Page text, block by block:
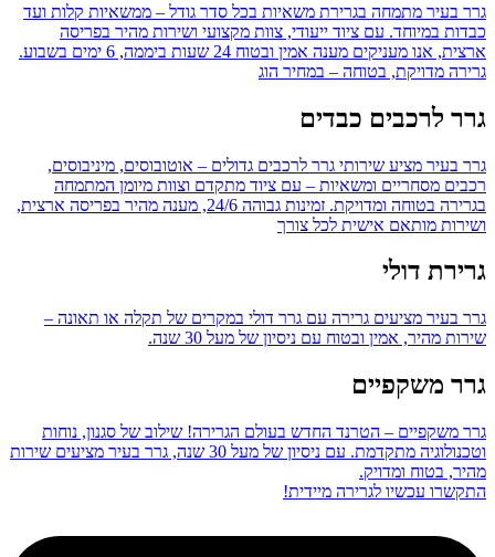
גרר בעיר מתמחה בגרירת משאיות בכל סדר גודל – ממשאיות קלות ועד
כבדות במיוחד. עם ציוד ייעודי, צוות מקצועי ושירות מהיר בפריסה
ארצית, אנו מעניקים מענה אמין ובטוח 24 שעות ביממה, 6 ימים בשבוע.
גרירה מדויקת, בטוחה – במחיר הוג
גרר לרכבים כבדים
גרר בעיר מציע שירותי גרר לרכבים גדולים – אוטובוסים, מיניבוסים,
רכבים מסחריים ומשאיות – עם ציוד מתקדם וצוות מיומן המתמחה
בגרירה בטוחה ומדויקת. זמינות גבוהה 24/6, מענה מהיר בפריסה ארצית,
ושירות מותאם אישית לכל צורך
גרירת דולי
גרר בעיר מציעים גרירה עם גרר דולי במקרים של תקלה או תאונה –
שירות מהיר, אמין ובטוח עם ניסיון של מעל 30 שנה.
גרר משקפיים
גרר משקפיים – הטרנד החדש בעולם הגרירה! שילוב של סגנון, נוחות
וטכנולוגיה מתקדמת. עם ניסיון של מעל 30 שנה, גרר בעיר מציעים שירות
מהיר, בטוח ומדויק.
התקשרו עכשיו לגרירה מיידית!